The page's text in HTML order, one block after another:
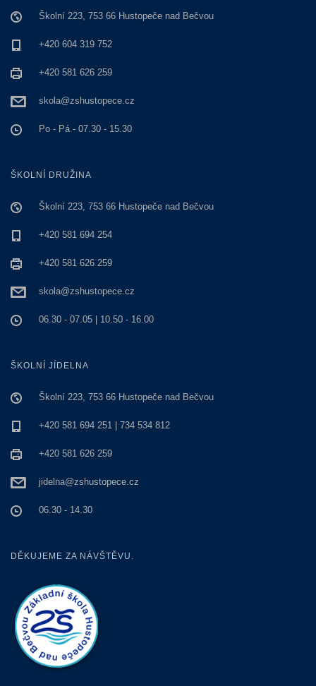
Školní 223, 753 66 Hustopeče nad Bečvou
+420 604 319 752
+420 581 626 259
skola@zshustopece.cz
Po - Pá - 07.30 - 15.30
ŠKOLNÍ DRUŽINA
Školní 223, 753 66 Hustopeče nad Bečvou
+420 581 694 254
+420 581 626 259
skola@zshustopece.cz
06.30 - 07.05 | 10.50 - 16.00
ŠKOLNÍ JÍDELNA
Školní 223, 753 66 Hustopeče nad Bečvou
+420 581 694 251 | 734 534 812
+420 581 626 259
jidelna@zshustopece.cz
06.30 - 14.30
DĚKUJEME ZA NÁVŠTĚVU.